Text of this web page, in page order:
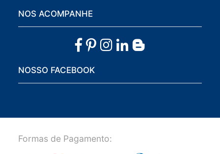
NOS ACOMPANHE
NOSSO FACEBOOK
Formas de Pagamento: